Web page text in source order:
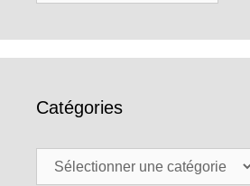
Catégories
Catégories